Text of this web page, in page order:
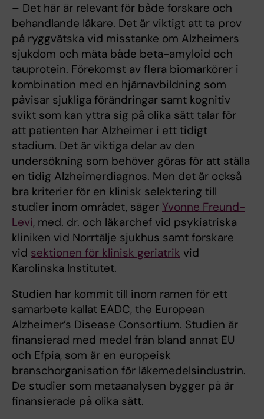
– Det här är relevant för både forskare och
behandlande läkare. Det är viktigt att ta prov
på ryggvätska vid misstanke om Alzheimers
sjukdom och mäta både beta-amyloid och
tauprotein. Förekomst av flera biomarkörer i
kombination med en hjärnavbildning som
påvisar sjukliga förändringar samt kognitiv
svikt som kan yttra sig på olika sätt talar för
att patienten har Alzheimer i ett tidigt
stadium. Det är viktiga delar av den
undersökning som behöver göras för att ställa
en tidig Alzheimerdiagnos. Men det är också
bra kriterier för en klinisk selektering till
studier inom området, säger Yvonne Freund-
Levi, med. dr. och läkarchef vid psykiatriska
kliniken vid Norrtälje sjukhus samt forskare
vid sektionen för klinisk geriatrik vid
Karolinska Institutet.
Studien har kommit till inom ramen för ett
samarbete kallat EADC, the European
Alzheimer’s Disease Consortium. Studien är
finansierad med medel från bland annat EU
och Efpia, som är en europeisk
branschorganisation för läkemedelsindustrin.
De studier som metaanalysen bygger på är
finansierade på olika sätt.